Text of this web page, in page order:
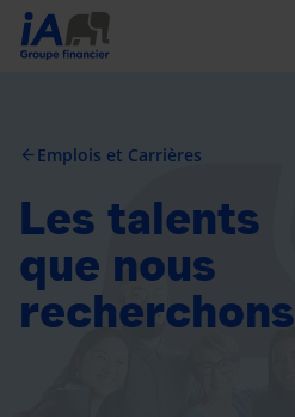
arrow_back Emplois et Carrières
Les talents
que nous
recherchons